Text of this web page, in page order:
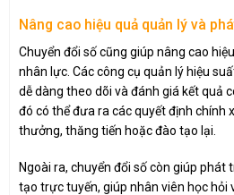
Nâng cao hiệu quả quản lý và
Chuyển đổi số cũng giúp nâng cao
nhân lực. Các công cụ quản lý hiệu
dễ dàng theo dõi và đánh giá kết quả
đó có thể đưa ra các quyết định chính
thưởng, thăng tiến hoặc đào tạo lại.
Ngoài ra, chuyển đổi số còn giúp phát
tạo trực tuyến, giúp nhân viên học hỏi